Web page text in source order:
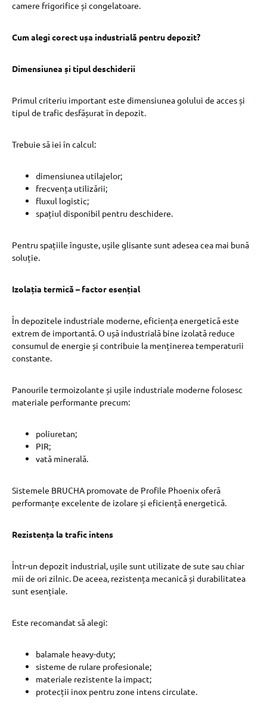
camere frigorifice și congelatoare.
Cum alegi corect ușa industrială pentru depozit?
Dimensiunea și tipul deschiderii
Primul criteriu important este dimensiunea golului de acces și
tipul de trafic desfășurat în depozit.
Trebuie să iei în calcul:
dimensiunea utilajelor;
frecvența utilizării;
fluxul logistic;
spațiul disponibil pentru deschidere.
Pentru spațiile înguste, ușile glisante sunt adesea cea mai bună
soluție.
Izolația termică – factor esențial
În depozitele industriale moderne, eficiența energetică este
extrem de importantă. O ușă industrială bine izolată reduce
consumul de energie și contribuie la menținerea temperaturii
constante.
Panourile termoizolante și ușile industriale moderne folosesc
materiale performante precum:
poliuretan;
PIR;
vată minerală.
Sistemele BRUCHA promovate de Profile Phoenix oferă
performanțe excelente de izolare și eficiență energetică.
Rezistența la trafic intens
Într-un depozit industrial, ușile sunt utilizate de sute sau chiar
mii de ori zilnic. De aceea, rezistența mecanică și durabilitatea
sunt esențiale.
Este recomandat să alegi:
balamale heavy-duty;
sisteme de rulare profesionale;
materiale rezistente la impact;
protecții inox pentru zone intens circulate.